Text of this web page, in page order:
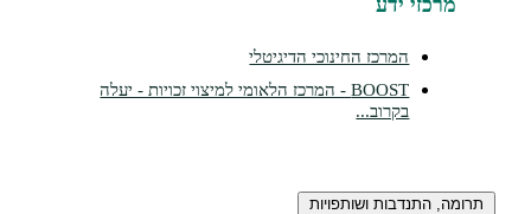
המרכז החינוכי הדיגיטלי
BOOST - המרכז הלאומי למיצוי זכויות - יעלה
התנדבות ושותפויות